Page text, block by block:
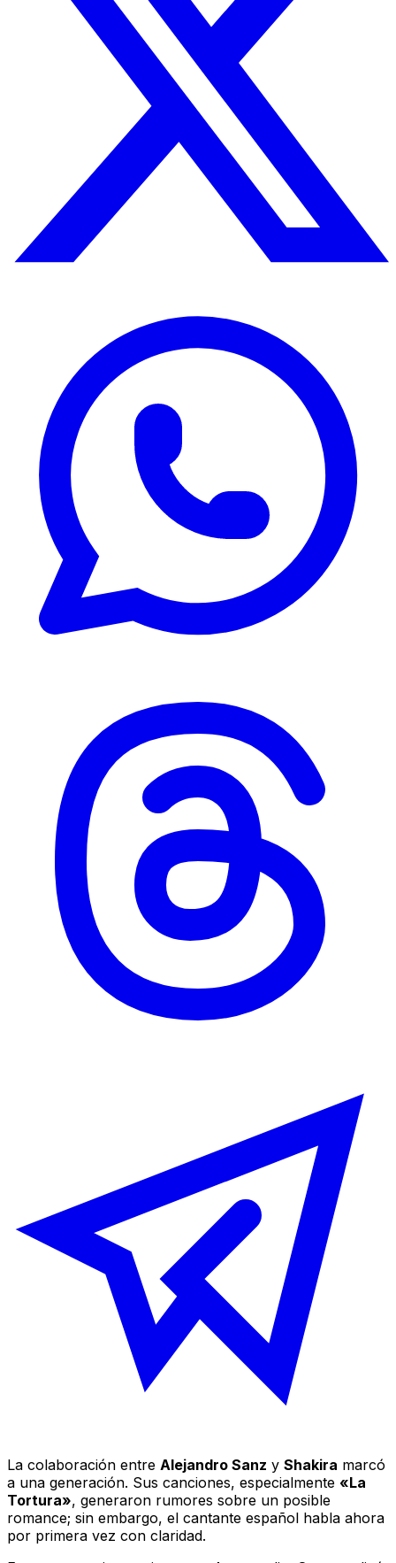
La colaboración entre Alejandro Sanz y Shakira marcó
a una generación. Sus canciones, especialmente «La
Tortura», generaron rumores sobre un posible
romance; sin embargo, el cantante español habla ahora
por primera vez con claridad.